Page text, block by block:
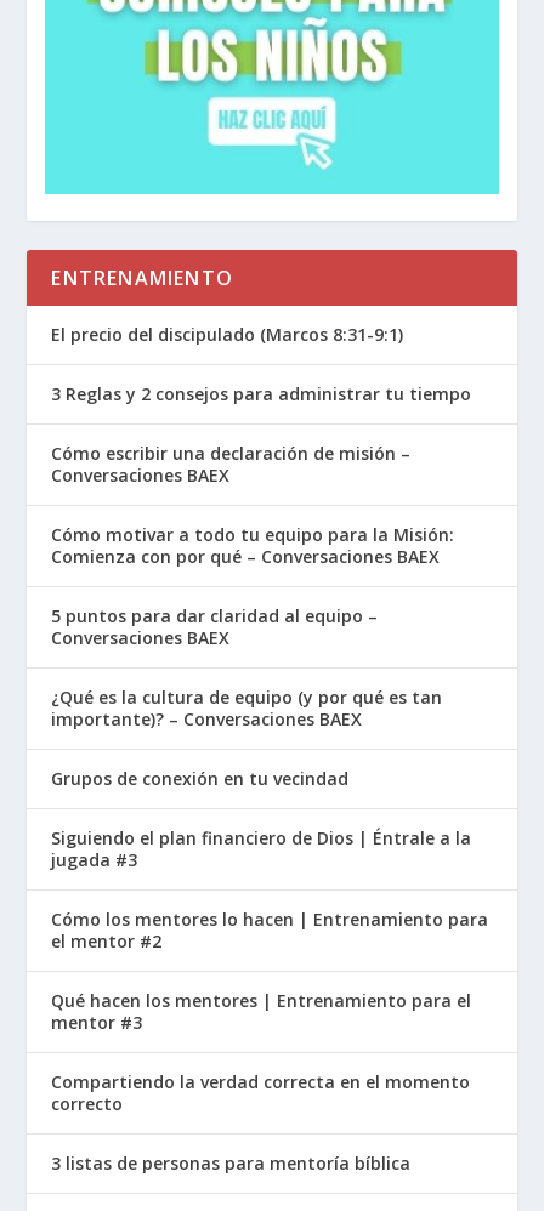
ENTRENAMIENTO
El precio del discipulado (Marcos 8:31-9:1)
3 Reglas y 2 consejos para administrar tu tiempo
Cómo escribir una declaración de misión –
Conversaciones BAEX
Cómo motivar a todo tu equipo para la Misión:
Comienza con por qué – Conversaciones BAEX
5 puntos para dar claridad al equipo –
Conversaciones BAEX
¿Qué es la cultura de equipo (y por qué es tan
importante)? – Conversaciones BAEX
Grupos de conexión en tu vecindad
Siguiendo el plan financiero de Dios | Éntrale a la
jugada #3
Cómo los mentores lo hacen | Entrenamiento para
el mentor #2
Qué hacen los mentores | Entrenamiento para el
mentor #3
Compartiendo la verdad correcta en el momento
correcto
3 listas de personas para mentoría bíblica